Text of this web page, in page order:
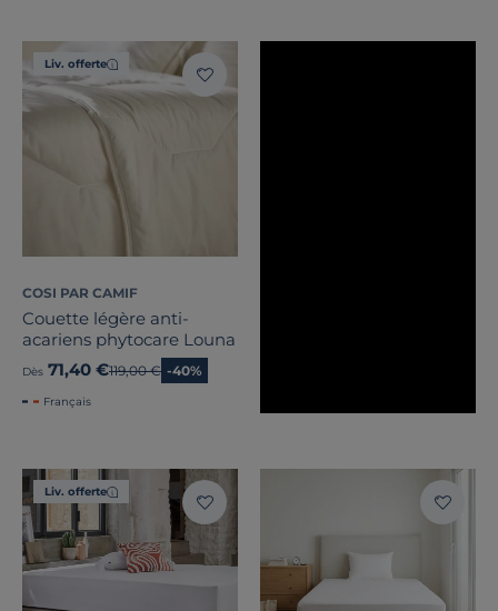
Liv. offerte
COSI PAR CAMIF
Couette légère anti-
acariens phytocare Louna
Dès 71,40 €Ancien prix
119,00 € -40%
Français
Liv. offerte
Stock
Certifications et labels
Pays de fabrication